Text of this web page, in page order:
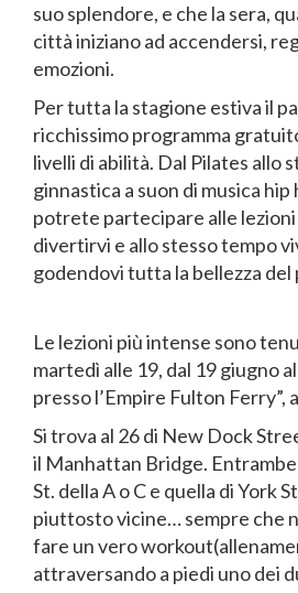
suo splendore, e che la sera,
città iniziano ad accendersi,
emozioni.
Per tutta la stagione estiva il
ricchissimo programma
livelli di abilità. Dal Pilates allo
ginnastica a suon di musica hip
potrete partecipare alle
divertirvi e allo stesso tempo
godendovi tutta la bellezza del
Le lezioni più intense sono
martedì alle 19, dal 19 giugno
presso l’Empire Fulton Ferry”,
Si trova al 26 di New Dock
il Manhattan Bridge.
St. della A o C e quella di York
piuttosto vicine… sempre che
fare un vero
attraversando a piedi uno dei